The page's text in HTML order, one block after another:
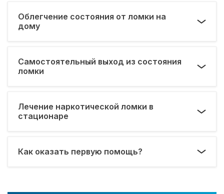
Облегчение состояния от ломки на
дому
Самостоятельный выход из состояния
ломки
Лечение наркотической ломки в
стационаре
Как оказать первую помощь?